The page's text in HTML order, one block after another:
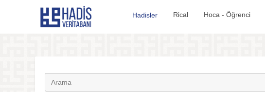
Hadis Veritabanı
Hadisler Rical Hoca - Öğrenci